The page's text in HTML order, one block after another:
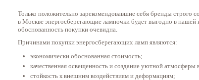
Только положительно зарекомендовавшие себя бренды строго
в Москве энергосберегающие лампочки будет выгодно в нашей
обоснованность покупки очевидна.
Причинами покупки энергосберегающих ламп являются:
экономически обоснованная стоимость;
качественная освещенность и создание уютной
стойкость к внешним воздействиям и деформациям;